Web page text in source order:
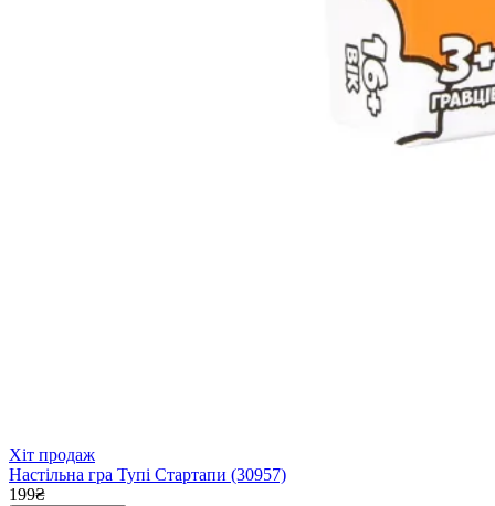
Хіт продаж
Настільна гра Тупі Стартапи (30957)
199₴